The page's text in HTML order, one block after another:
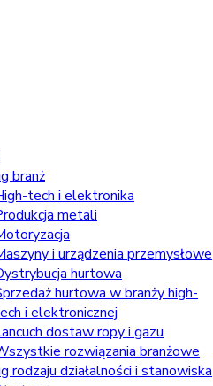
branż
tech i elektronika
metali
i urządzenia przemysłowe
hurtowa
hurtowa w branży high-
i elektronicznej
dostaw ropy i gazu
rozwiązania branżowe
rodzaju działalności i stanowiska